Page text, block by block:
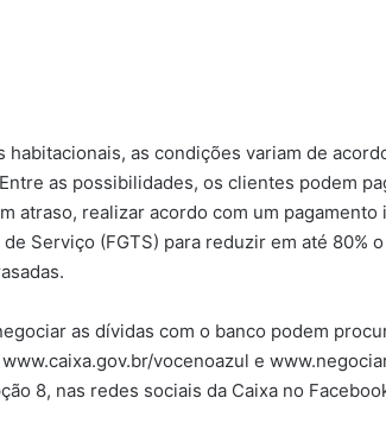
as condições variam de
as possibilidades, os clientes podem
atraso, realizar acordo com um
Serviço (FGTS) para reduzir em até 80%
as dívidas com o banco podem
vocenoazul e
8, nas redes sociais da Caixa no